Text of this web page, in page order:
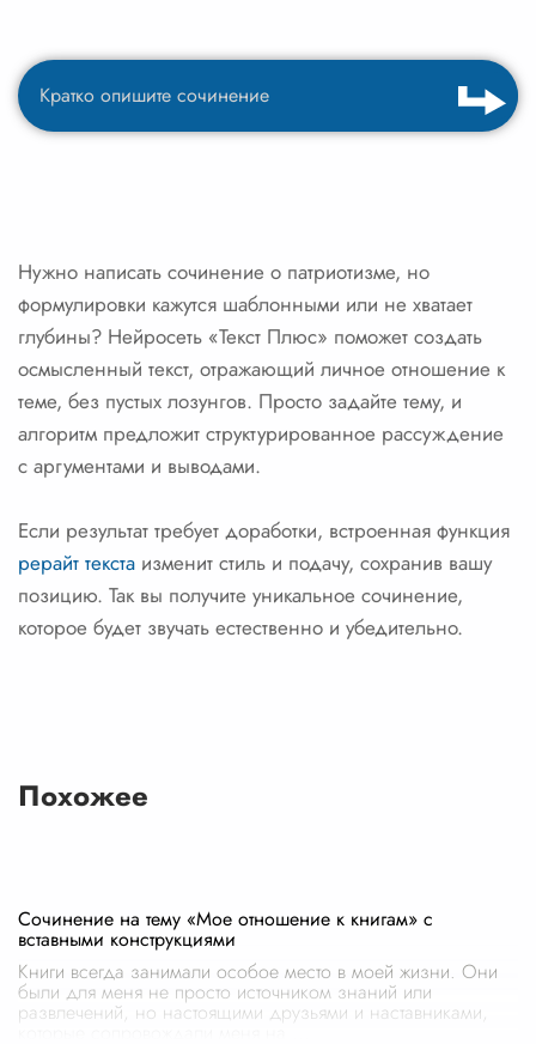
Нужно написать сочинение о патриотизме, но
формулировки кажутся шаблонными или не хватает
глубины? Нейросеть «Текст Плюс» поможет создать
осмысленный текст, отражающий личное отношение к
теме, без пустых лозунгов. Просто задайте тему, и
алгоритм предложит структурированное рассуждение
с аргументами и выводами.
Если результат требует доработки, встроенная функция
рерайт текста изменит стиль и подачу, сохранив вашу
позицию. Так вы получите уникальное сочинение,
которое будет звучать естественно и убедительно.
Похожее
Сочинение на тему «Мое отношение к книгам» с
вставными конструкциями
Книги всегда занимали особое место в моей жизни. Они
были для меня не просто источником знаний или
развлечений, но настоящими друзьями и наставниками,